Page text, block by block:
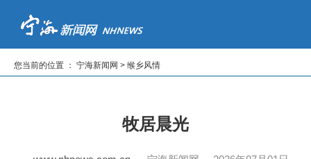
首页 | 新闻 | 专题 | 读报纸
您当前的位置 ： 宁海新闻网 > 缑乡风情
牧居晨光